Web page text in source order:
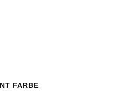
FARBE